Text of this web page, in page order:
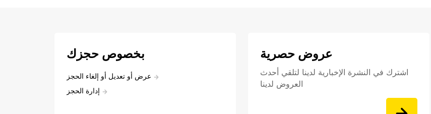
بخصوص حجزك
عرض أو تعديل أو إلغاء الحجز
إدارة الحجز
عروض حصرية
اشترك في النشرة الإخبارية لدينا لتلقي أحدث
العروض لدينا